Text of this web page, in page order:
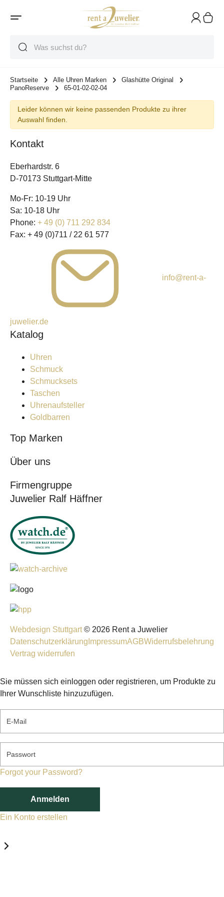
Startseite Alle Uhren Marken
Glashütte Original
PanoReserve
65-01-02-02-04
Leider können wir keine passenden Produkte zu ihrer
Auswahl finden.
Kontakt
Eberhardstr. 6
D-70173 Stuttgart-Mitte
Mo-Fr: 10-19 Uhr
Sa: 10-18 Uhr
Phone: + 49 (0) 711 292 834
Fax: + 49 (0)711 / 22 61 577
info@rent-a-
juwelier.de
Katalog
Uhren
Schmuck
Schmucksets
Taschen
Uhrenaufsteller
Goldbarren
Top Marken
Über uns
Firmengruppe
Juwelier Ralf Häffner
Webdesign Stuttgart © 2026 Rent a Juwelier
Datenschutzerklärung ImpressumAGBWiderrufsbelehrung
Vertrag widerrufen
Sie müssen sich einloggen oder registrieren, um Produkte zu
Ihrer Wunschliste hinzuzufügen.
E-Mail
Passwort
Forgot your Password?
Anmelden
Ein Konto erstellen